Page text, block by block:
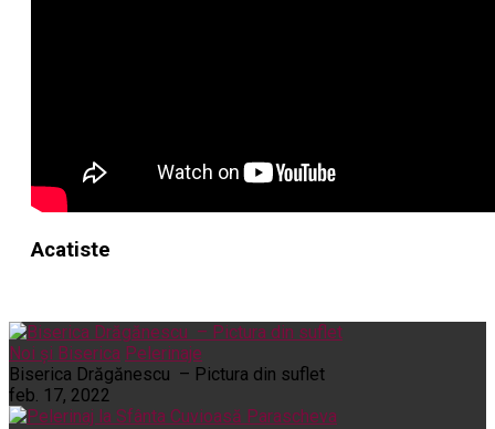
Acatiste
Noi și Biserica Pelerinaje
Biserica Drăgănescu – Pictura din suflet
feb. 17, 2022